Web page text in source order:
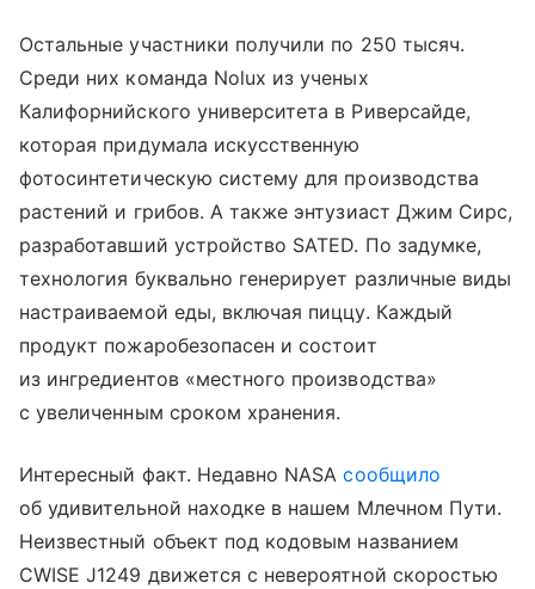
Остальные участники получили по 250 тысяч.
Среди них команда Nolux из ученых
Калифорнийского университета в Риверсайде,
которая придумала искусственную
фотосинтетическую систему для производства
растений и грибов. А также энтузиаст Джим Сирс,
разработавший устройство SATED. По задумке,
технология буквально генерирует различные виды
настраиваемой еды, включая пиццу. Каждый
продукт пожаробезопасен и состоит
из ингредиентов «местного производства»
с увеличенным сроком хранения.
Интересный факт. Недавно NASAсообщило
об удивительной находке в нашем Млечном Пути.
Неизвестный объект под кодовым названием
CWISE J1249 движется с невероятной скоростью